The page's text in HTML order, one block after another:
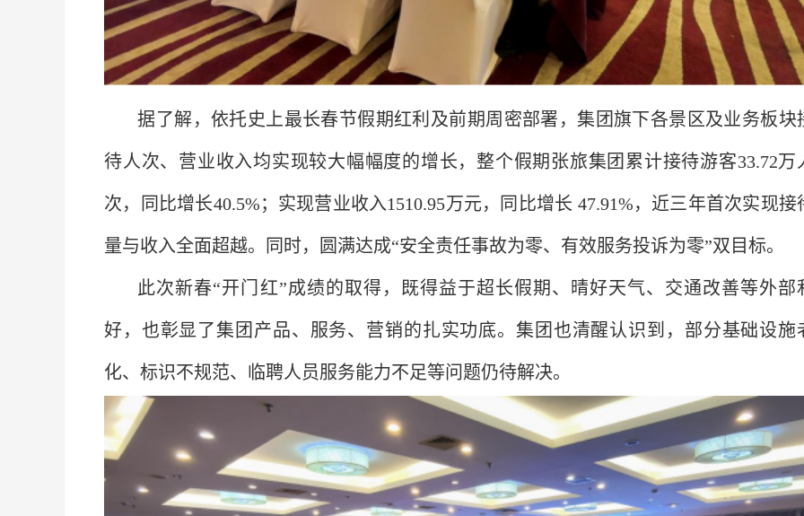
据了解，依托史上最长春节假期红利及前期周密部署，集团旗下各景区及业务板块
待人次、营业收入均实现较大幅幅度的增长，整个假期张旅集团累计接待游客33.72万
次，同比增长40.5%；实现营业收入1510.95万元，同比增长 47.91%，近三年首次实现接
量与收入全面超越。同时，圆满达成“安全责任事故为零、有效服务投诉为零”双目标。
此次新春“开门红”成绩的取得，既得益于超长假期、晴好天气、交通改善等外部
好，也彰显了集团产品、服务、营销的扎实功底。集团也清醒认识到，部分基础设施
化、标识不规范、临聘人员服务能力不足等问题仍待解决。